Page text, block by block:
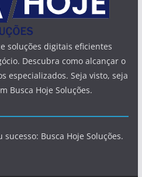
soluções digitais eficientes
Descubra como alcançar o
especializados. Seja visto, seja
Busca Hoje Soluções.
Busca Hoje Soluções.